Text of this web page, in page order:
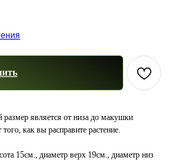
является от низа до макушки
как вы расправите растение.
15см., диаметр верх 19см., диаметр низ